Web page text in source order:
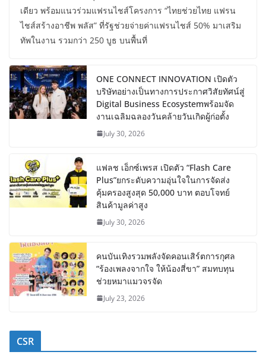
เดียว พร้อมแนวร่วมแฟรนไชส์โครงการ “ไทยช่วยไทย แฟรน
ไชส์สร้างอาชีพ พลัส” ที่รัฐช่วยจ่ายค่าแฟรนไชส์ 50% มาเสริม
ทัพในงาน รวมกว่า 250 บูธ บนพื้นที่
ONE CONNECT INNOVATION เปิดตัว
บริษัทอย่างเป็นทางการประกาศวิสัยทัศน์สู่
Digital Business Ecosystemพร้อมจัด
งานเฉลิมฉลองวันคล้ายวันเกิดผู้ก่อตั้ง
July 30, 2026
แฟลช เอ็กซ์เพรส เปิดตัว “Flash Care
Plus”ยกระดับความอุ่นใจในการจัดส่ง
คุ้มครองสูงสุด 50,000 บาท ตอบโจทย์
สินค้ามูลค่าสูง
July 30, 2026
คนบันเทิงรวมพลังจัดคอนเสิร์ตการกุศล
“ร้องเพลงจากใจ ให้น้องสี่ขา” สมทบทุน
ช่วยหมาแมวจรจัด
July 23, 2026
CSR